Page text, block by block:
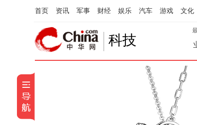
首页 资讯 军事 财经 娱乐 汽车 游戏 文化
科技